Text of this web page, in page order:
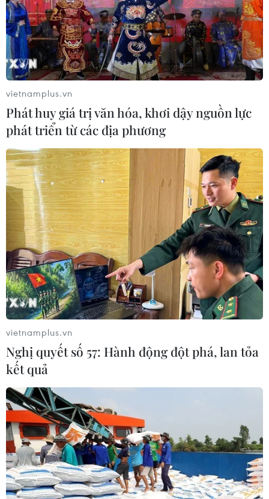
#Hàng hải #PCA
#Hội thảo về Biển Đông
#Biển Đông
#Tòa trọng tài
#An ninh hàng hải
#PCA
#Rodrigo Duterte
#Donald Trump
Nhật Bản
Theo dõi VietnamPlus
TIN LIÊN QUAN
vietnamplus.vn
Phát huy giá trị văn hóa, khơi dậy nguồn lực
phát triển từ các địa phương
vietnamplus.vn
Nghị quyết số 57: Hành động đột phá, lan tỏa
kết quả